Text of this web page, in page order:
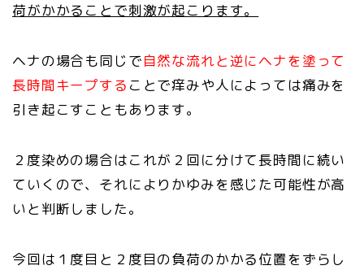
荷がかかることで刺激が起こります。
ヘナの場合も同じで自然な流れと逆にヘナを塗って
長時間キープする ことで痒みや人によっては痛みを
引き起こすこともあります。
２度染めの場合はこれが２回に分けて長時間に続い
ていくので、それによりかゆみを感じた可能性が高
いと判断しました。
今回は１度目と２度目の負荷のかかる位置をずらし